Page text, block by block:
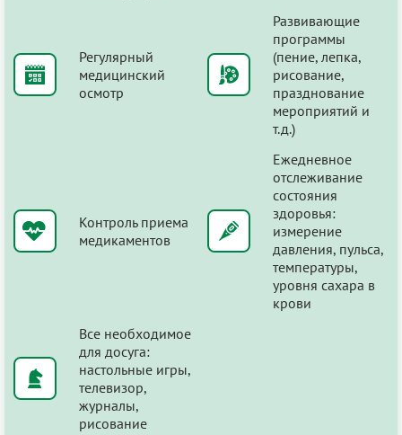
Регулярный
медицинский
осмотр
Развивающие
программы
(пение, лепка,
рисование,
празднование
мероприятий и
т.д.)
Контроль приема
медикаментов
Ежедневное
отслеживание
состояния
здоровья:
измерение
давления, пульса,
температуры,
уровня сахара в
крови
Все необходимое
для досуга:
настольные игры,
телевизор,
журналы,
рисование